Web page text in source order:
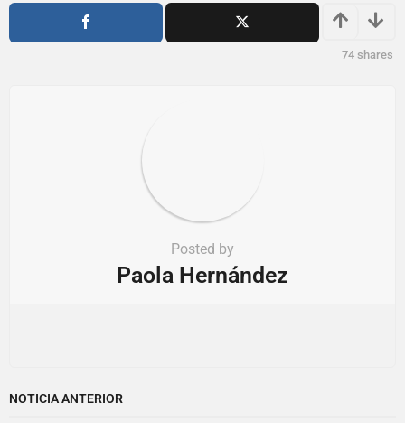
i
o
74 shares
Posted by
Paola Hernández
NOTICIA ANTERIOR